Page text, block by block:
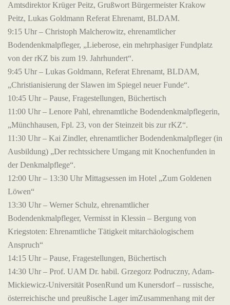
Amtsdirektor Krüger Peitz, Grußwort Bürgermeister Krakow
Peitz, Lukas Goldmann Referat Ehrenamt, BLDAM.
9:15 Uhr – Christoph Malcherowitz, ehrenamtlicher
Bodendenkmalpfleger, „Lieberose, ein mehrphasiger Fundplatz
von der rKZ bis zum 19. Jahrhundert“.
9:45 Uhr – Lukas Goldmann, Referat Ehrenamt, BLDAM,
„Christianisierung der Slawen im Spiegel neuer Funde“.
10:45 Uhr – Pause, Fragestellungen, Büchertisch
11:00 Uhr – Lenore Pahl, ehrenamtliche Bodendenkmalpflegerin,
„Münchhausen, Fpl. 23, von der Steinzeit bis zur rKZ“.
11:30 Uhr – Kai Zindler, ehrenamtlicher Bodendenkmalpfleger (in
Ausbildung) „Der rechtssichere Umgang mit Knochenfunden in
der Denkmalpflege“.
12:00 Uhr – 13:30 Uhr Mittagsessen im Hotel „Zum Goldenen
Löwen“
13:30 Uhr – Werner Schulz, ehrenamtlicher
Bodendenkmalpfleger, Vermisst in Klessin – Bergung von
Kriegstoten: Ehrenamtliche Tätigkeit mitarchäologischem
Anspruch“
14:15 Uhr – Pause, Fragestellungen, Büchertisch
14:30 Uhr – Prof. UAM Dr. habil. Grzegorz Podruczny, Adam-
Mickiewicz-Universität PosenRund um Kunersdorf – russische,
österreichische und preußische Lager imZusammenhang mit der